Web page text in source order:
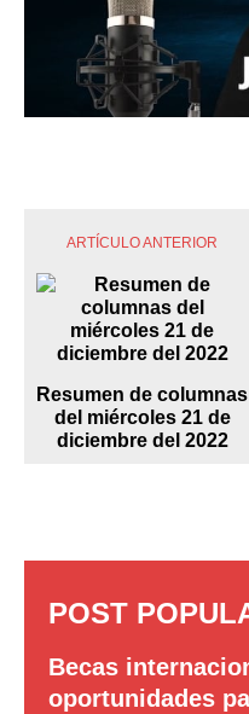
ARTÍCULO ANTERIOR
Resumen de columnas
del miércoles 21 de
diciembre del 2022
POST
Becas
oportunidades